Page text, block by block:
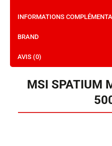
INFORMATIONS
BRAND
AVIS (0)
MSI SPATIUM